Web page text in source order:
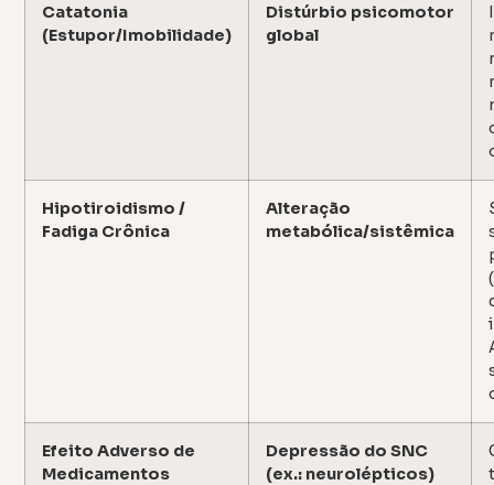
Catatonia
(Estupor/Imobilidade)
Distúrbio psicomotor
global
Hipotiroidismo /
Fadiga Crônica
Alteração
metabólica/sistêmica
Efeito Adverso de
Medicamentos
Depressão do SNC
(ex.: neurolépticos)